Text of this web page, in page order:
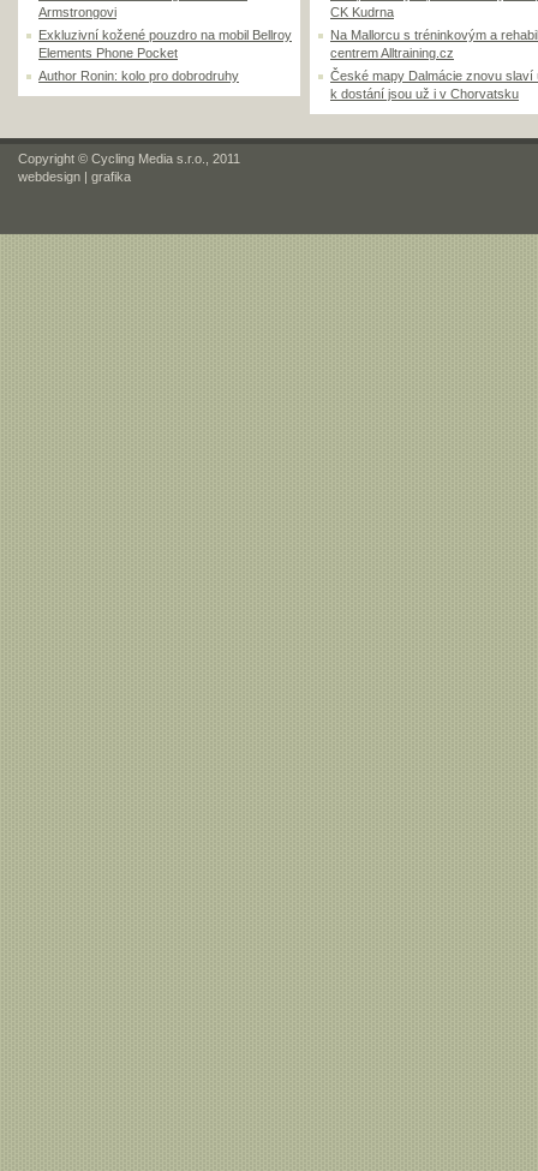
Armstrongovi
Exkluzivní kožené pouzdro na mobil Bellroy
Elements Phone Pocket
Author Ronin: kolo pro dobrodruhy
CK Kudrna
Na Mallorcu s tréninkovým a
centrem Alltraining.cz
České mapy Dalmácie znovu slaví
k dostání jsou už i v Chorvatsku
Copyright © Cycling Media s.r.o., 2011
webdesign | grafika